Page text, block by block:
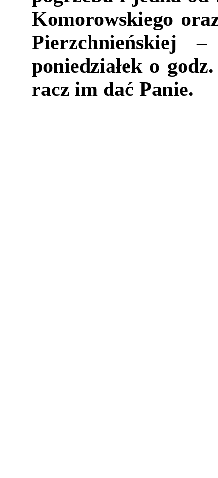
Komorowskiego
Pierzchnieńskiej
poniedziałek o
racz im dać Panie.